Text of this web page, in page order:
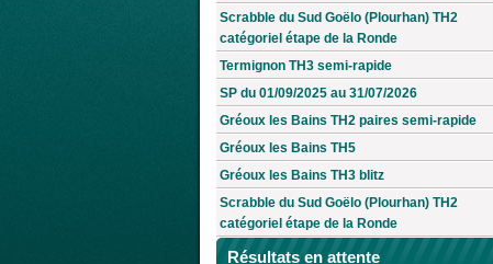
Scrabble du Sud Goëlo (Plourhan) TH2
catégoriel étape de la Ronde
Termignon TH3 semi-rapide
SP du 01/09/2025 au 31/07/2026
Gréoux les Bains TH2 paires semi-rapide
Gréoux les Bains TH5
Gréoux les Bains TH3 blitz
Scrabble du Sud Goëlo (Plourhan) TH2
catégoriel étape de la Ronde
Résultats en attente